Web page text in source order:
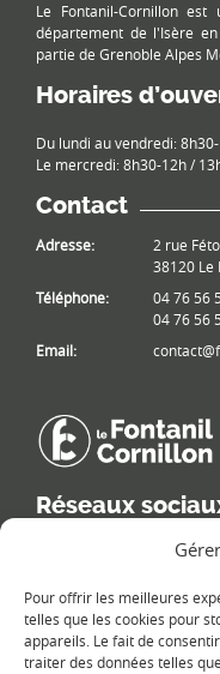
Pour offrir les meilleures
telles que les cookies pour
appareils. Le fait de
traiter des données telles
Le Fontanil-Cornillon
département de l'Isère
partie de Grenoble Alpes
Horaires
Du lundi au vendredi:
Le mercredi: 8h30-12h /
Contact
Adresse:
2 rue
38120 Le
Téléphone:
04 76 56
04 76 56
Email:
Réseaux
Retrouvez les